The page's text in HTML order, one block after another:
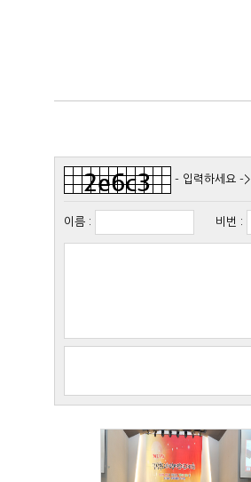
- 입력하세요 ->
이름: 비번 :